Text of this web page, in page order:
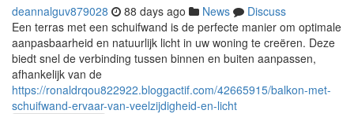
deannalguv879028 88 days ago News
Discuss
Een terras met een schuifwand is de perfecte manier om optimale
aanpasbaarheid en natuurlijk licht in uw woning te creëren. Deze
biedt snel de verbinding tussen binnen en buiten aanpassen,
afhankelijk van de
https://ronaldrqou822922.bloggactif.com/42665915/balkon-met-
schuifwand-ervaar-van-veelzijdigheid-en-licht